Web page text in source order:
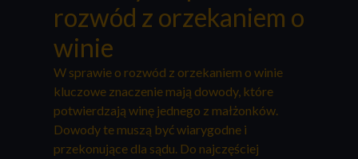
rozwód z orzekaniem o
winie
W sprawie o rozwód z orzekaniem o winie
kluczowe znaczenie mają dowody, które
potwierdzają winę jednego z małżonków.
Dowody te muszą być wiarygodne i
przekonujące dla sądu. Do najczęściej